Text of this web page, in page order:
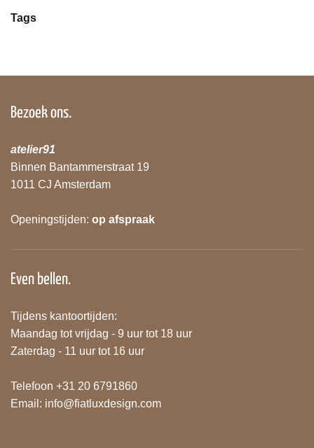
Tags
Bezoek ons.
atelier91
Binnen Bantammerstraat 19
1011 CJ Amsterdam
Openingstijden: op afspraak
Even bellen.
Tijdens kantoortijden:
Maandag tot vrijdag - 9 uur tot 18 uur
Zaterdag - 11 uur tot 16 uur
Telefoon +31 20 6791860
Email: info@fiatluxdesign.com